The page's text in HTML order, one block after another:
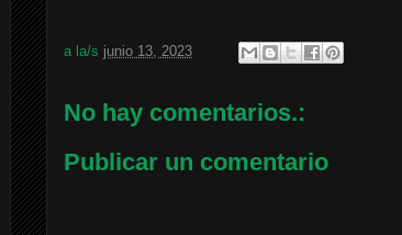
a la/s junio 13, 2023
No hay comentarios.:
Publicar un comentario